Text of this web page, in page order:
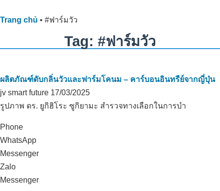
Trang chủ • #ฟาร์มวัว
Tag: #ฟาร์มวัว
ผลิตภัณฑ์ดับกลิ่นวัวและฟาร์มโคนม – คาร์บอนอินทรีย์จากญี่ปุ่น
jv smart future 17/03/2025
รูปภาพ ดร. ยูกิฮิโระ ซูกิยามะ สำรวจทางเลือกในการบำ
Phone
WhatsApp
Messenger
Zalo
Messenger